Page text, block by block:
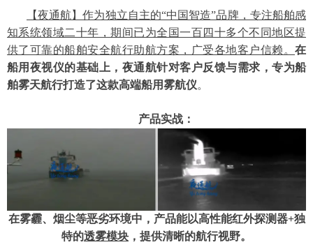
【夜通航】作为独立自主的“中国智造”品牌，专注船舶感
知系统领域二十年，期间已为全国一百四十多个不同地区提
供了可靠的船舶安全航行助航方案，广受各地客户信赖。 在
船用夜视仪的基础上，夜通航针对客户反馈与需求，专为船
舶雾天航行打造了这款高端船用雾航仪。
产品实战：
在雾霾、烟尘等恶劣环境中，产品能以高性能红外探测器+独
特的透雾模块 ，提供清晰的航行视野。